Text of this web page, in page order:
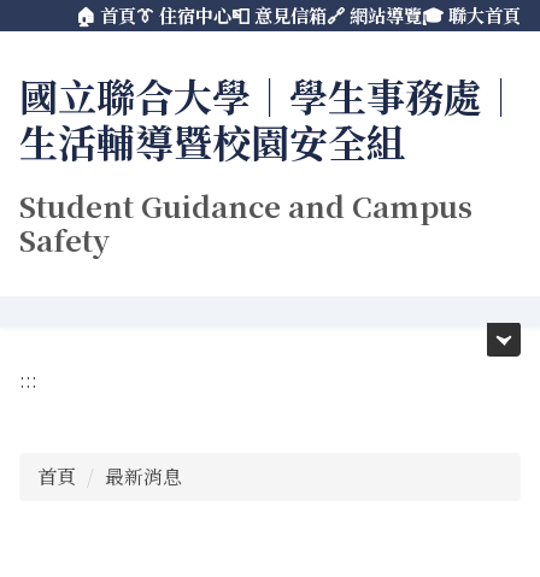
主
要
內
容
區
🏠 首頁👔 住宿中心📮 意見信箱🔗 網站導覽🎓 聯大首頁
國立聯合大學｜學生事務處｜
生活輔導暨校園安全組
Student Guidance and Campus
Safety
:::
首頁 最新消息